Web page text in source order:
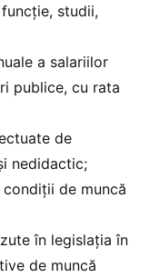
studii,
a salariilor
publice, cu rata
de
nedidactic;
de muncă
în legislația în
de muncă